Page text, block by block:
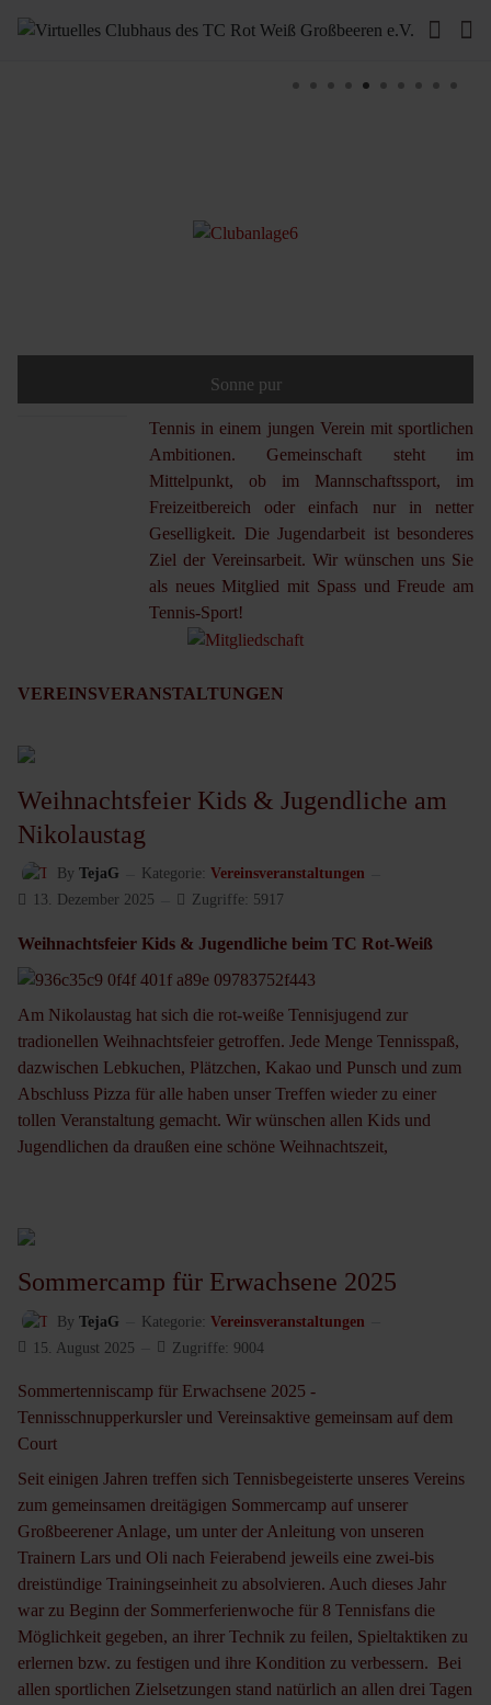
Sonne pur
Tennis in einem jungen Verein mit sportlichen
Ambitionen. Gemeinschaft steht im
Mittelpunkt, ob im Mannschaftssport, im
Freizeitbereich oder einfach nur in netter
Geselligkeit. Die Jugendarbeit ist besonderes
Ziel der Vereinsarbeit. Wir wünschen uns Sie
als neues Mitglied mit Spass und Freude am
Tennis-Sport!
VEREINSVERANSTALTUNGEN
Weihnachtsfeier Kids & Jugendliche am
Nikolaustag
By TejaG Kategorie: Vereinsveranstaltungen
13. Dezember 2025
Zugriffe: 5917
Weihnachtsfeier Kids & Jugendliche beim TC Rot-Weiß
Am Nikolaustag hat sich die rot-weiße Tennisjugend zur
tradionellen Weihnachtsfeier getroffen. Jede Menge Tennisspaß,
dazwischen Lebkuchen, Plätzchen, Kakao und Punsch und zum
Abschluss Pizza für alle haben unser Treffen wieder zu einer
tollen Veranstaltung gemacht. Wir wünschen allen Kids und
Jugendlichen da draußen eine schöne Weihnachtszeit,
Sommercamp für Erwachsene 2025
By TejaG Kategorie: Vereinsveranstaltungen
15. August 2025
Zugriffe: 9004
Sommertenniscamp für Erwachsene 2025 -
Tennisschnupperkursler und Vereinsaktive gemeinsam auf dem
Court
Seit einigen Jahren treffen sich Tennisbegeisterte unseres Vereins
zum gemeinsamen dreitägigen Sommercamp auf unserer
Großbeerener Anlage, um unter der Anleitung von unseren
Trainern Lars und Oli nach Feierabend jeweils eine zwei-bis
dreistündige Trainingseinheit zu absolvieren. Auch dieses Jahr
war zu Beginn der Sommerferienwoche für 8 Tennisfans die
Möglichkeit gegeben, an ihrer Technik zu feilen, Spieltaktiken zu
erlernen bzw. zu festigen und ihre Kondition zu verbessern. Bei
allen sportlichen Zielsetzungen stand natürlich an allen drei Tagen